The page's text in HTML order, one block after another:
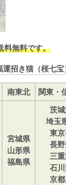
料無料です。
招き猫（桜七宝
南東北 関東・
宮城県
山形県
福島県
茨
埼玉
東
長
三
石
京